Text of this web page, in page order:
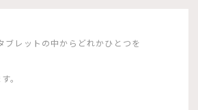
レットの中からどれかひとつを
。